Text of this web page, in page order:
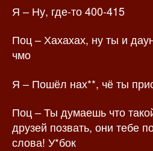
Я – Ну, где-то 400-415
Поц – Хахахах, ну ты и
чмо
Я – Пошёл нах**, чё ты
Поц – Ты думаешь что
друзей позвать, они тебе
слова! У*бок